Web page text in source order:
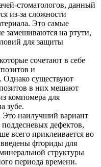
стоматологов, данный
из-за сложности
Это самые
замешиваются на ртути,
для защиты
сочетают в себе
и
Однако существуют
в них мешают
компомера для
зубе.
наилучший вариант
дефектов,
всего приклеивается во
фториды для
структуры
периода времени.